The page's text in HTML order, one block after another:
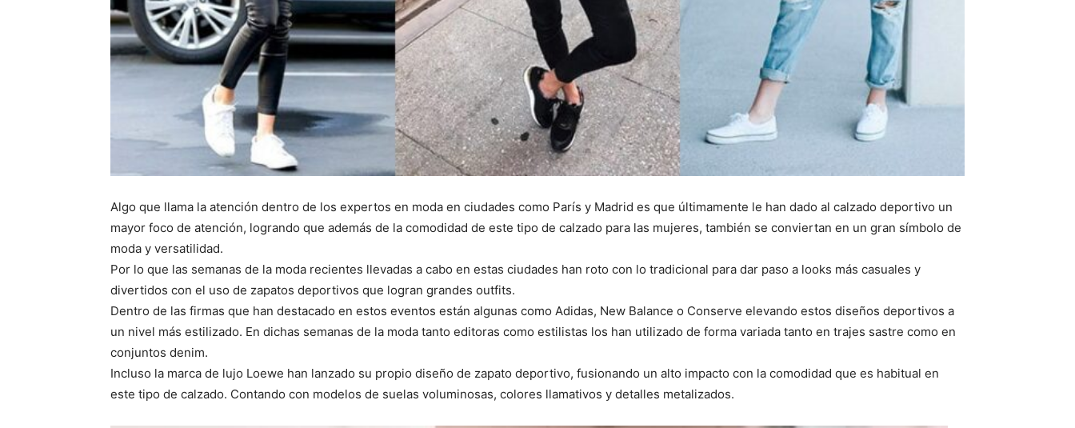
Algo que llama la atención dentro de los expertos en moda en ciudades como París y Madrid es que últimamente le han dado al calzado deportivo un
mayor foco de atención, logrando que además de la comodidad de este tipo de calzado para las mujeres, también se conviertan en un gran símbolo de
moda y versatilidad.
Por lo que las semanas de la moda recientes llevadas a cabo en estas ciudades han roto con lo tradicional para dar paso a looks más casuales y
divertidos con el uso de zapatos deportivos que logran grandes outfits.
Dentro de las firmas que han destacado en estos eventos están algunas como Adidas, New Balance o Conserve elevando estos diseños deportivos a
un nivel más estilizado. En dichas semanas de la moda tanto editoras como estilistas los han utilizado de forma variada tanto en trajes sastre como en
conjuntos denim.
Incluso la marca de lujo Loewe han lanzado su propio diseño de zapato deportivo, fusionando un alto impacto con la comodidad que es habitual en
este tipo de calzado. Contando con modelos de suelas voluminosas, colores llamativos y detalles metalizados.